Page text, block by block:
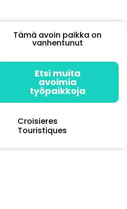
Tämä avoin paikka on
vanhentunut
Etsi muita
avoimia
työpaikkoja
Croisieres
Touristiques